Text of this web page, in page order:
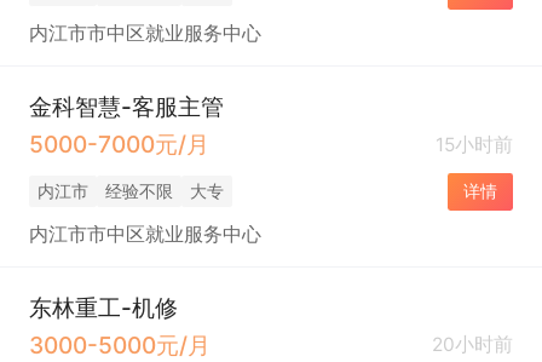
内江市市中区就业服务中心
金科智慧-客服主管
5000-7000元/月
15小时前
内江市 经验不限 大专 详情
内江市市中区就业服务中心
东林重工-机修
3000-5000元/月
20小时前